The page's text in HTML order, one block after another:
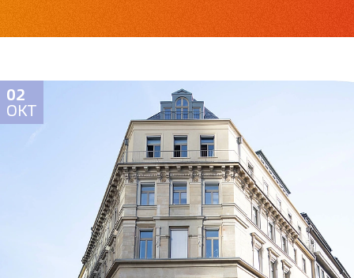
02
OKT